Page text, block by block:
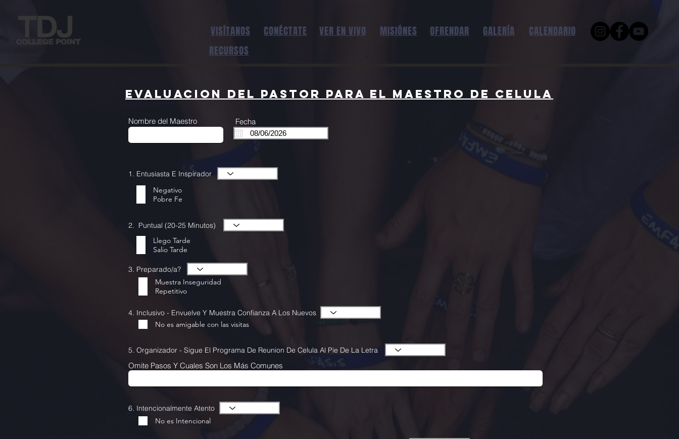
VISÍTANOS CONÉCTATE VER EN VIVO MISIÓNES OFRENDAR GALERÍA
CALENDARIO
RECURSOS
Evaluacion del Pastor para el maestro de celula
Nombre del Maestro Fecha
1. Entusiasta E Inspirador
Negativo
Pobre Fe
2. Puntual (20-25 Minutos)
Llego Tarde
Salio Tarde
3. Preparado/a?
Muestra Inseguridad
Repetitivo
4. Inclusivo - Envuelve Y Muestra Confianza A Los Nuevos
No es amigable con las visitas
5. Organizador - Sigue El Programa De Reunion De Celula Al Pie De La Letra
Omite Pasos Y Cuales Son Los Más Comunes
6. Intencionalmente Atento
No es Intencional